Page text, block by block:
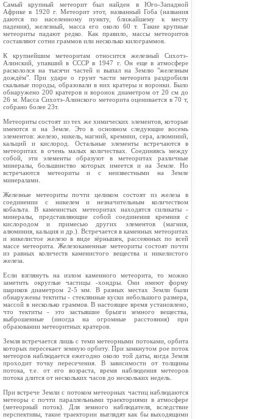
Самый крупный метеорит был найден в Юго-Западной
Африке в 1920 г. Метеорит этот, названный Гоба (названия
даются по населенному пункту, ближайшему к месту
падения), железный, масса его около 60 т. Такие крупные
метеориты падают редко. Как правило, массы метеоритов
составляют сотни граммов или несколько килограммов.
К крупнейшим метеоритам относится железный Сихотэ-
Алинский, упавший в СССР в 1947 г. Он еще в атмосфере
раскололся на тысячи частей и выпал на Землю "железным
дождём". При ударе о грунт части метеорита раздробили
скальные породы, образовали в них кратеры и воронки. Было
обнаружено 200 кратеров и воронок диаметром от 20 см до
26 м. Масса Сихотэ-Алинского метеорита оценивается в 70 т,
собрано более 23т.
Метеориты состоят из тех же химических элементов, которые
имеются и на Земле. Это в основном следующие восемь
элементов: железо, никель, магний, кремнии, сера, алюминий,
кальций и кислород. Остальные элементы встречаются в
метеоритах в очень малых количествах. Соединяясь между
собой, эти элементы образуют в метеоритах различные
минералы, большинство которых имеется и на Земле. Но
встречаются метеориты и с неизвестными на Земле
минералами.
Железные метеориты почти целиком состоят из железа в
соединении с никелем и незначительным количеством
кобальта. В каменистых метеоритах находятся силикаты -
минералы, представляющие собой соединения кремния с
кислородом и примесью других элементов (магния,
алюминия, кальция и др.). Встречается в каменных метеоритах
и никелистое железо в виде зёрнышек, рассеянных по всей
массе метеорита. Железокаменные метеориты состоят почти
из равных количеств каменистого вещества и никелистого
железа.
Если взглянуть на излом каменного метеорита, то можно
заметить округлые частицы -хондры. Они имеют форму
шариков диаметром 2-5 мм. В разных местах Земли были
обнаружены тектиты - стеклянные куски небольшого размера,
массой в несколько граммов. В настоящее время установлено,
что тектиты - это застывшие брызги земного вещества,
выброшенные (иногда на огромные расстояния) при
образовании метеоритных кратеров.
Земля встречается лишь с теми метеорными потоками, орбита
которых пересекает земную орбиту. При замкнутом рое поток
метеоров наблюдается ежегодно около той даты, когда Земля
проходит точку пересечения. В зависимости от толщины
потока, т.е. от его возраста, время наблюдения метеоров
потока длится от нескольких часов до нескольких недель.
При встрече Земли с потоком метеорных частиц наблюдаются
метеоры с почти параллельными траекториями в атмосфере
(метеорный поток). Для земного наблюдателя, вследствие
перспективы, такие траектории выглядят как бы выходящими